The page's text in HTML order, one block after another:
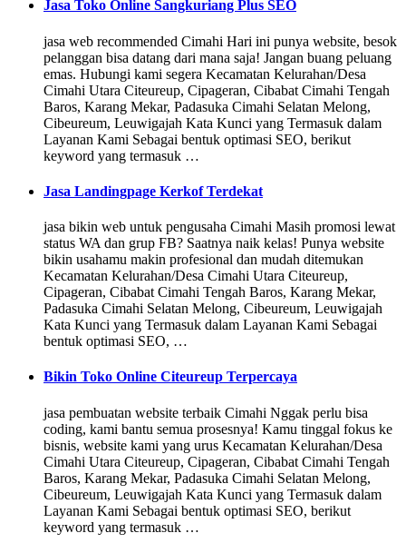
Jasa Toko Online Sangkuriang Plus SEO
jasa web recommended Cimahi Hari ini punya website, besok
pelanggan bisa datang dari mana saja! Jangan buang peluang
emas. Hubungi kami segera Kecamatan Kelurahan/Desa
Cimahi Utara Citeureup, Cipageran, Cibabat Cimahi Tengah
Baros, Karang Mekar, Padasuka Cimahi Selatan Melong,
Cibeureum, Leuwigajah Kata Kunci yang Termasuk dalam
Layanan Kami Sebagai bentuk optimasi SEO, berikut
keyword yang termasuk …
Jasa Landingpage Kerkof Terdekat
jasa bikin web untuk pengusaha Cimahi Masih promosi lewat
status WA dan grup FB? Saatnya naik kelas! Punya website
bikin usahamu makin profesional dan mudah ditemukan
Kecamatan Kelurahan/Desa Cimahi Utara Citeureup,
Cipageran, Cibabat Cimahi Tengah Baros, Karang Mekar,
Padasuka Cimahi Selatan Melong, Cibeureum, Leuwigajah
Kata Kunci yang Termasuk dalam Layanan Kami Sebagai
bentuk optimasi SEO, …
Bikin Toko Online Citeureup Terpercaya
jasa pembuatan website terbaik Cimahi Nggak perlu bisa
coding, kami bantu semua prosesnya! Kamu tinggal fokus ke
bisnis, website kami yang urus Kecamatan Kelurahan/Desa
Cimahi Utara Citeureup, Cipageran, Cibabat Cimahi Tengah
Baros, Karang Mekar, Padasuka Cimahi Selatan Melong,
Cibeureum, Leuwigajah Kata Kunci yang Termasuk dalam
Layanan Kami Sebagai bentuk optimasi SEO, berikut
keyword yang termasuk …